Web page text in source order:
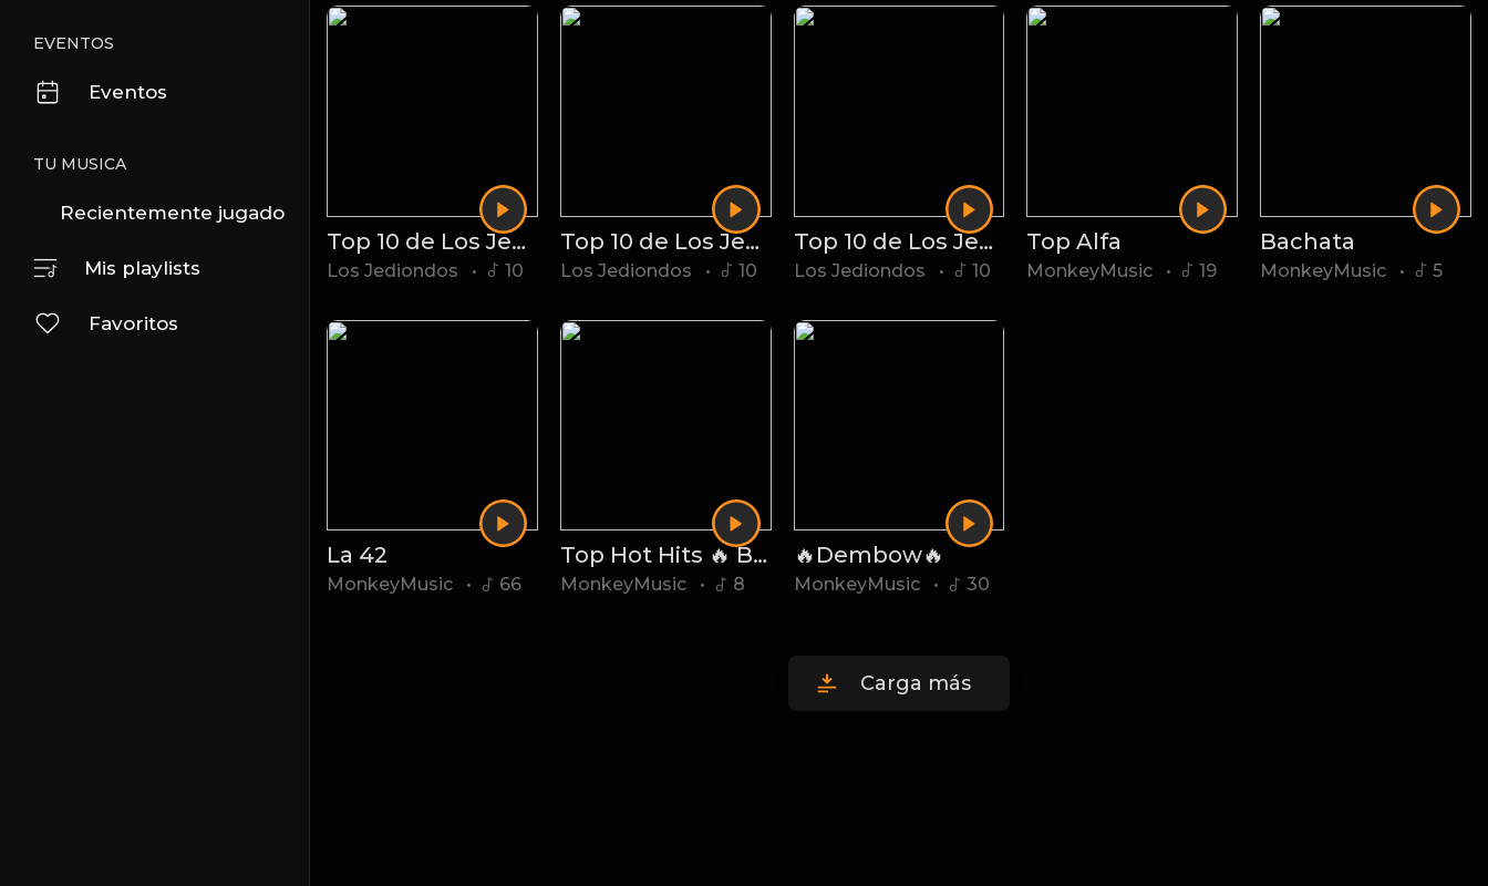
EVENTOS
Eventos
TU MUSICA
Recientemente jugado
Mis playlists
Favoritos
Top 10 de Los Jediondos 3
Los Jediondos • 10
Top 10 de Los Jediondos 2
Los Jediondos • 10
Top 10 de Los Jediondos 1
Los Jediondos • 10
Top Alfa
MonkeyMusic • 19
Bachata
MonkeyMusic • 5
La 42
MonkeyMusic • 66
Top Hot Hits 🔥 Badbunny 2022
MonkeyMusic • 8
🔥Dembow🔥
MonkeyMusic • 30
Carga más